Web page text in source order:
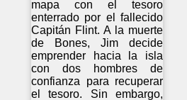
mapa con el tesoro
enterrado por el fallecido
Capitán Flint. A la muerte
de Bones, Jim decide
emprender hacia la isla
con dos hombres de
confianza para recuperar
el tesoro. Sin embargo,